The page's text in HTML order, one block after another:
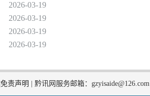
2026-03-19
2026-03-19
2026-03-19
2026-03-19
免责声明 黔讯网服务邮箱：gzyisaide@126.com